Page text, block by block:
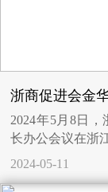
浙商促进会金
在紫微建设圆
2024年5月8日
长办公会议在浙
2024-05-11